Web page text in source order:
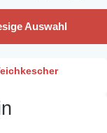
Auswahl